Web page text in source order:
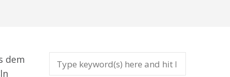
dem